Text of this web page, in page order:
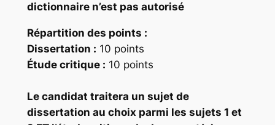
dictionnaire n’est pas autorisé
Répartition des points :
Dissertation : 10 points
Étude critique : 10 points
Le candidat traitera un sujet de
dissertation au choix parmi les sujets 1 et